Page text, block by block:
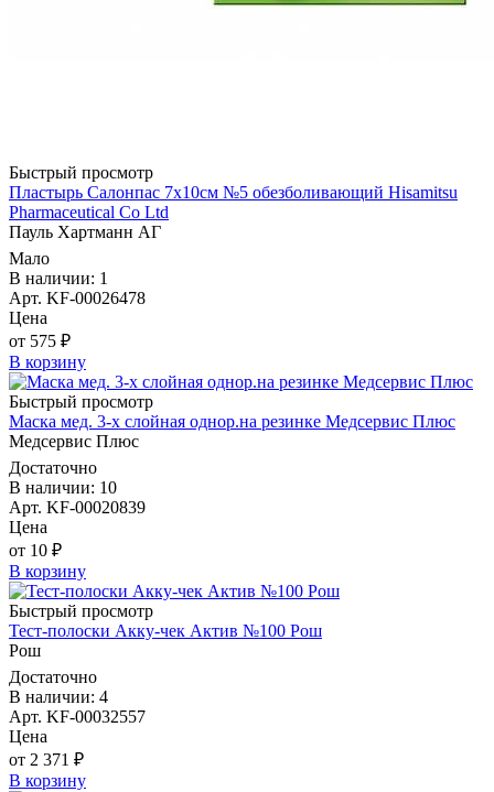
Быстрый просмотр
Пластырь Салонпас 7х10см №5 обезболивающий Hisamitsu
Pharmaceutical Co Ltd
Пауль Хартманн AГ
Мало
В наличии: 1
Арт. KF-00026478
Цена
от 575 ₽
В корзину
Быстрый просмотр
Маска мед. 3-х слойная однор.на резинке Медсервис Плюс
Медсервис Плюс
Достаточно
В наличии: 10
Арт. KF-00020839
Цена
от 10 ₽
В корзину
Быстрый просмотр
Тест-полоски Акку-чек Актив №100 Рош
Рош
Достаточно
В наличии: 4
Арт. KF-00032557
Цена
от 2 371 ₽
В корзину